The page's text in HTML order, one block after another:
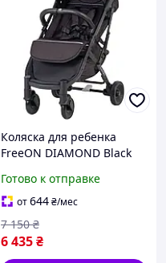
Коляска для ребенка
FreeON DIAMOND Black
Готово к отправке
от644₴/мес
6 435₴
7 150 ₴